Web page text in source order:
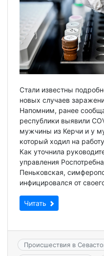
Стали известны
новых случаев
Напомним, ранее
республики выявили
мужчины из Керчи и у
который ходил на
Как уточнила
управления
Пеньковская,
инфицировался от
Читать
Происшествия в